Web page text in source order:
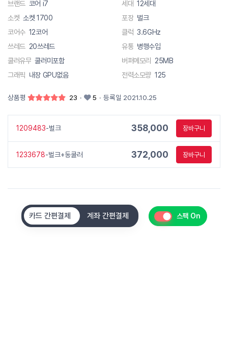
브랜드 코어 i7 세대 12세대
소켓 소켓 1700 포장 벌크
코어수 12코어 클럭 3.6GHz
쓰레드 20쓰레드 유통 병행수입
쿨러유무 쿨러미포함 버퍼메모리 25MB
그래픽 내장 GPU없음 전력소모량 125
상품평 23 · 5 · 등록일 2021.10.25
1209483-벌크 358,000 장바구니
1233678-벌크+동쿨러 372,000 장바구니
카드 간편결제 계좌 간편결제 스팩 On